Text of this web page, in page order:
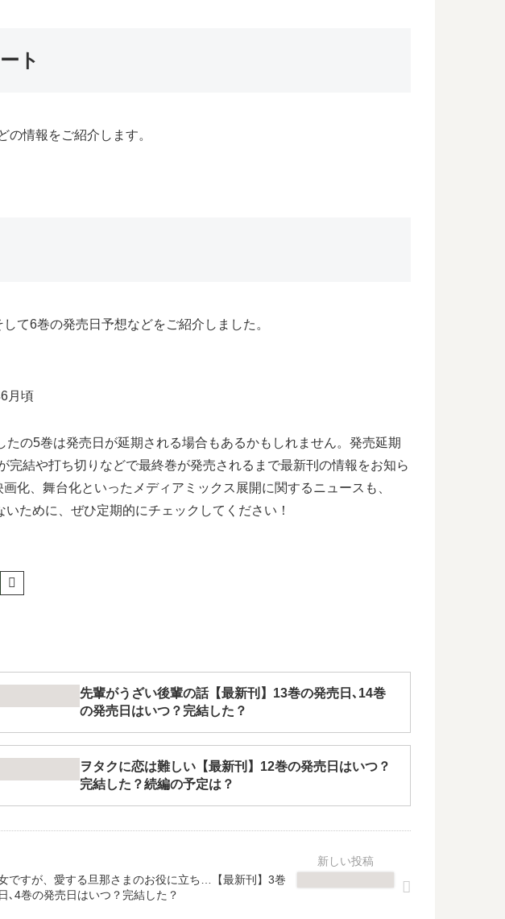
ト
情報をご紹介します。
て6巻の発売日予想などをご紹介しました。
月頃
の5巻は発売日が延期される場合もあるかもしれません。発売延期
結や打ち切りなどで最終巻が発売されるまで最新刊の情報をお知ら
化、舞台化といったメディアミックス展開に関するニュースも、
ために、ぜひ定期的にチェックしてください！
先輩がうざい後輩の話【最新刊】13巻の発売日､14巻
の発売日はいつ？完結した？
ヲタクに恋は難しい【最新刊】12巻の発売日はいつ？
完結した？続編の予定は？
ですが、愛する旦那さまのお役に立ち…【最新刊】3巻
､4巻の発売日はいつ？完結した？